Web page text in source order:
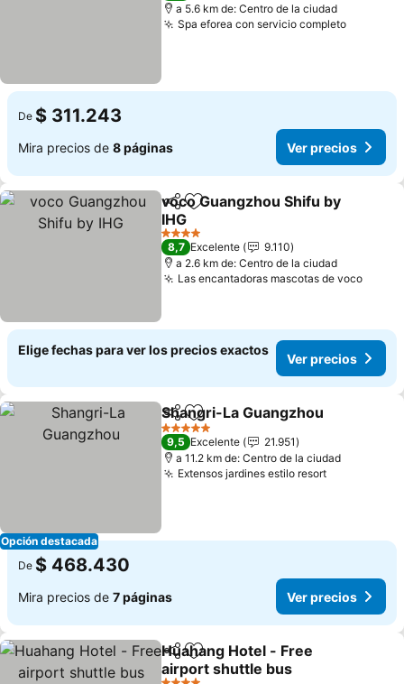
a 5.6 km de: Centro de la ciudad
Spa eforea con servicio completoVer
De $ 311.243
Mira precios de 8 páginas Ver precios
CompartirAgregar a favoritos
voco Guangzhou Shifu by
IHG
Ver precios
4 Estrellas
8,7 Excelente
9.110
a 2.6 km de: Centro de la ciudad
Las encantadoras mascotas de vocoVer
Elige fechas para ver los precios exactos
Ver precios
Opción destacada
CompartirAgregar a favoritos
Shangri-La Guangzhou
5 Estrellas
9,5 Excelente
21.951
a 11.2 km de: Centro de la ciudad
Extensos jardines estilo resortVer precios
De $ 468.430
Mira precios de 7 páginas Ver precios
CompartirAgregar a favoritos
Huahang Hotel - Free
airport shuttle bus